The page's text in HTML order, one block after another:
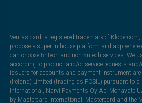
Veritas card, a registered trademark of
propose a super in-house platform and app
can choose fintech and non-fintech services. We
according to product and/or service requests
issuers for accounts and payment instrument are
(Ireland) Limited (trading as PCSIL) pursuant to a
International, Narvi Payments Oy Ab, Monavate
by Mastercard International. Mastercard and the